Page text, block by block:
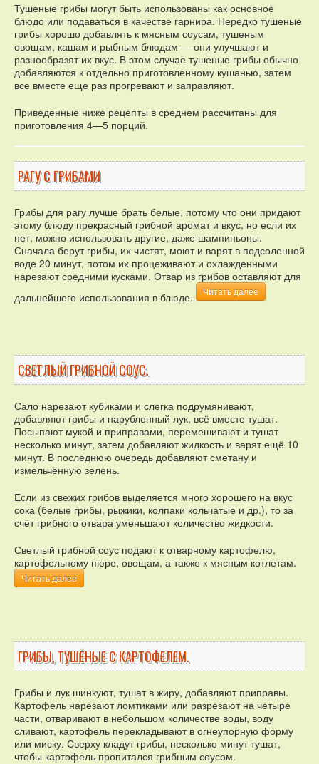
Тушеные грибы могут быть использованы как основное
блюдо или подаваться в качестве гарнира. Нередко тушеные
грибы хорошо добавлять к мясным соусам, тушеным
овощам, кашам и рыбным блюдам — они улучшают и
разнообразят их вкус. В этом случае тушеные грибы обычно
добавляются к отдельно приготовленному кушанью, затем
все вместе еще раз прогревают и заправляют.
Приведенные ниже рецепты в среднем рассчитаны для
приготовления 4—5 порций.
РАГУ С ГРИБАМИ
Грибы для рагу лучше брать белые, потому что они придают
этому блюду прекрасный грибной аромат и вкус, но если их
нет, можно использовать другие, даже шампиньоны.
Сначала берут грибы, их чистят, моют и варят в подсоленной
воде 20 минут, потом их процеживают и охлажденными
нарезают средними кусками. Отвар из грибов оставляют для
дальнейшего использования в блюде.
Читать далее
СВЕТЛЫЙ ГРИБНОЙ СОУС.
Сало нарезают кубиками и слегка подрумянивают,
добавляют грибы и нарубленный лук, всё вместе тушат.
Посыпают мукой и приправами, перемешивают и тушат
несколько минут, затем добавляют жидкость и варят ещё 10
минут. В последнюю очередь добавляют сметану и
измельчённую зелень.
Если из свежих грибов выделяется много хорошего на вкус
сока (белые грибы, рыжики, колпаки кольчатые и др.), то за
счёт грибного отвара уменьшают количество жидкости.
Светлый грибной соус подают к отварному картофелю,
картофельному пюре, овощам, а также к мясным котлетам.
Читать далее
ГРИБЫ, ТУШЁНЫЕ С КАРТОФЕЛЕМ.
Грибы и лук шинкуют, тушат в жиру, добавляют приправы.
Картофель нарезают ломтиками или разрезают на четыре
части, отваривают в небольшом количестве воды, воду
сливают, картофель перекладывают в огнеупорную форму
или миску. Сверху кладут грибы, несколько минут тушат,
чтобы картофель пропитался грибным соусом.